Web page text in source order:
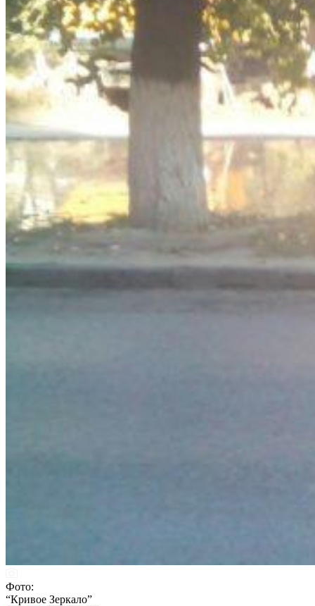
Фото:
“Кривое Зеркало”